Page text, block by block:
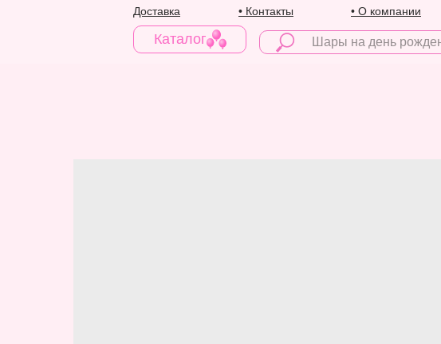
Каталог
• О компании
• Контакты
Доставка